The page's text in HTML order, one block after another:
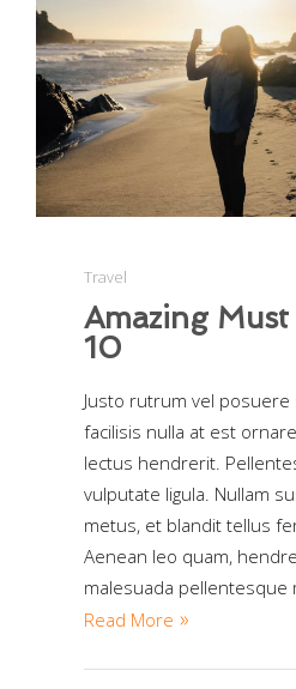
Travel
Amazing Must
10
Justo rutrum vel
facilisis nulla at est
lectus hendrerit.
vulputate ligula. Nullam
metus, et blandit tellus
Aenean leo quam,
malesuada pellentesque
Read More